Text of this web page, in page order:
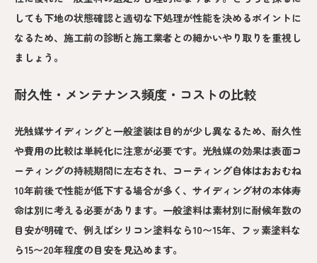
しても下地の状態確認と適切な下処理が性能を決めるポイントに
なるため、施工前の診断と施工業者との細かいやり取りを重視し
ましょう。
耐久性・メンテナンス頻度・コストの比較
光触媒サイディングと一般塗装は目的が少し異なるため、耐久性
や費用の比較は単純化に注意が必要です。光触媒の効果は表面コ
ーティングの持続期間に左右され、コーティング自体はおおむね
10年前後で性能が低下する場合が多く、サイディング材の本体寿
命は別に考える必要があります。一般塗料は素材別に耐候年数の
目安が明確で、例えばシリコン塗料なら10〜15年、フッ素塗料な
ら15〜20年程度の目安を見込めます。